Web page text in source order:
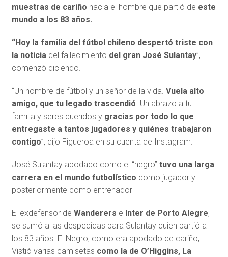
muestras de cariño hacia el hombre que partió de este
mundo a los 83 años.
“Hoy la familia del fútbol chileno despertó triste con
la noticia del fallecimiento del gran José Sulantay”,
comenzó diciendo.
“Un hombre de fútbol y un señor de la vida. Vuela alto
amigo, que tu legado trascendió. Un abrazo a tu
familia y seres queridos ygracias por todo lo que
entregaste a tantos jugadores y quiénes trabajaron
contigo”, dijo Figueroa en su cuenta de Instagram.
José Sulantay apodado como el “negro” tuvo una larga
carrera en el mundo futbolístico como jugador y
posteriormente como entrenador
El exdefensor de Wanderers e Inter de Porto Alegre,
se sumó a las despedidas para Sulantay quien partió a
los 83 años. El Negro, como era apodado de cariño,
Vistió varias camisetas como la de O’Higgins, La